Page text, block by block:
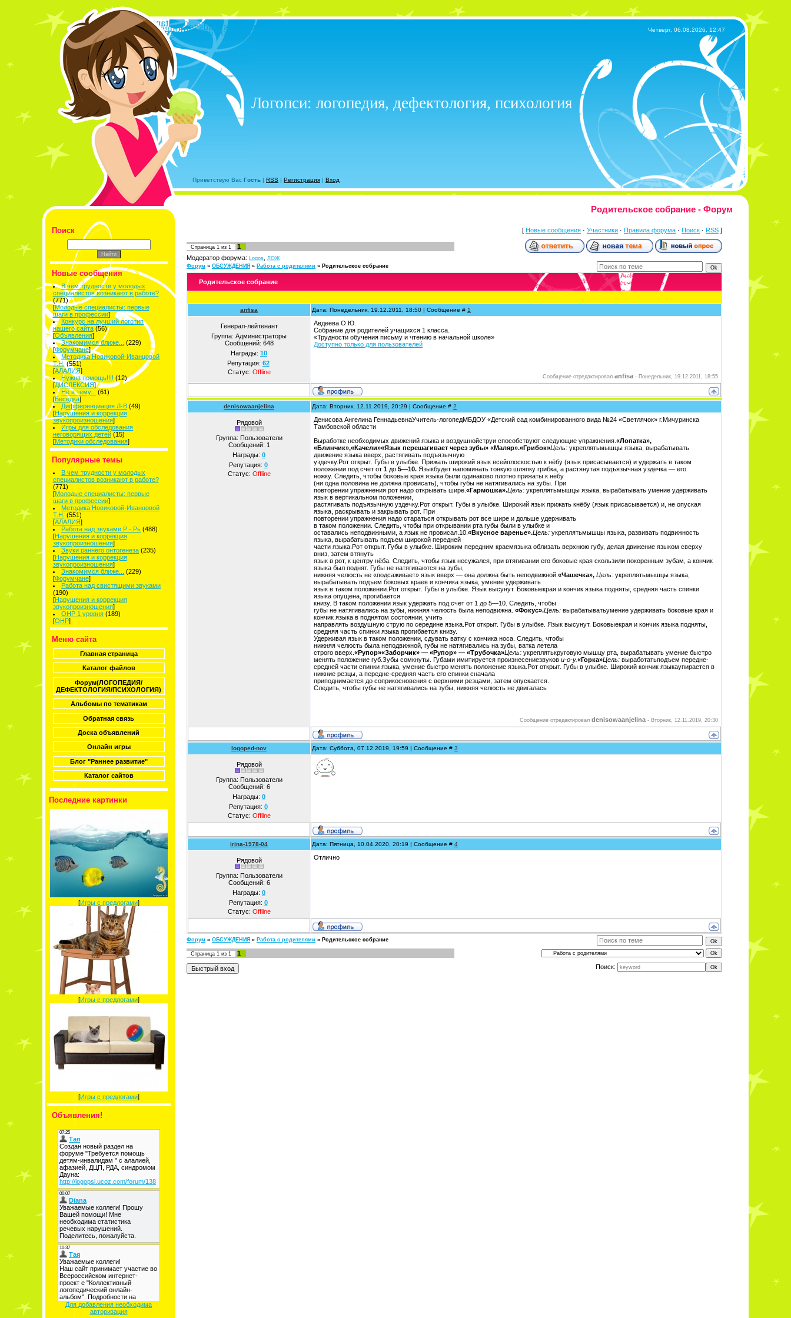
Четверг, 06.08.2026, 12:47
Логопси: логопедия, дефектология, психология
Приветствую Вас Гость | RSS | Регистрация | Вход
Родительское собрание - Форум
Поиск
Новые сообщения
В чем трудности у молодых
специалистов возникают в работе?
(771)
[Молодые специалисты: первые
шаги в профессии]
Конкурс на лучший логотип
нашего сайта (56)
[Объявления]
Знакомимся ближе...
(229)
[Форумчане]
Методика Новиковой-Иванцовой
Т.Н. (551)
[АЛАЛИЯ]
Нужна помощь!!!! (12)
[ДИСЛЕКСИЯ]
Не в тему...
(61)
[Беседка]
Дифференциация Л-В (49)
[Нарушения и коррекция
звукопроизношения]
Игры для обследования
неговорящих детей (15)
[Методики обследования]
Популярные темы
В чем трудности у молодых
специалистов возникают в работе?
(771)
[Молодые специалисты: первые
шаги в профессии]
Методика Новиковой-Иванцовой
Т.Н. (551)
[АЛАЛИЯ]
Работа над звуками Р - Рь (488)
[Нарушения и коррекция
звукопроизношения]
Звуки раннего онтогенеза (235)
[Нарушения и коррекция
звукопроизношения]
Знакомимся ближе...
(229)
[Форумчане]
Работа над свистящими звуками
(190)
[Нарушения и коррекция
звукопроизношения]
ОНР 1 уровня (189)
[ОНР]
Меню сайта
Главная страница
Каталог файлов
Форум(ЛОГОПЕДИЯ/
ДЕФЕКТОЛОГИЯ/ПСИХОЛОГИЯ)
Альбомы по тематикам
Обратная связь
Доска объявлений
Онлайн игры
Блог "Раннее развитие"
Каталог сайтов
Последние картинки
[Игры с предлогами]
[Игры с предлогами]
[Игры с предлогами]
Объявления!
Для добавления необходима
авторизация
[ Новые сообщения · Участники · Правила форума · Поиск · RSS ]
Страница 1 из 1
1
Модератор форума: Logos ЛОЖ
Форум » ОБСУЖДЕНИЯ » Работа с родителями » Родительское собрание
Родительское собрание
anfisa Дата: Понедельник, 19.12.2011, 18:50 | Сообщение # 1
Генерал-лейтенант
Группа: Администраторы
Сообщений: 648
Награды: 10
Репутация: 62
Статус: Offline
Авдеева О.Ю.
Собрание для родителей учащихся 1 класса.
«Трудности обучения письму и чтению в начальной школе»
Доступно только для пользователей
Сообщение отредактировал anfisa - Понедельник, 19.12.2011, 18:55
denisowaanjelina Дата: Вторник, 12.11.2019, 20:29 | Сообщение # 2
Рядовой
Группа: Пользователи
Сообщений: 1
Награды: 0
Репутация: 0
Статус: Offline
Денисова Ангелина ГеннадьевнаУчитель-логопедМБДОУ «Детский сад комбинированного вида №24 «Светлячок» г.Мичуринска
Тамбовской области
Выработке необходимых движений языка и воздушнойструи способствуют следующие упражнения. «Лопатка»,
«Блинчик»,«Качели»«Язык перешагивает через зубы» «Маляр».«Грибок»Цель: укреплятьмышцы языка, вырабатывать
движение языка вверх, растягивать подъязычную
уздечку.Рот открыт. Губы в улыбке. Прижать широкий язык всейплоскостью к нёбу (язык присасывается) и удержать в таком
положении под счет от 1 до 5—10. Языкбудет напоминать тонкую шляпку грибка, а растянутая подъязычная уздечка — его
ножку. Следить, чтобы боковые края языка были одинаково плотно при­жаты к нёбу
(ни одна половина не должна провисать), чтобы губы не натягивались на зубы. При
повторении упражнения рот надо открывать шире. «Гармошка».Цель: укреплятьмышцы языка, вырабатывать умение удержи­вать
язык в вертикальном положении,
растягивать подъязычную уздечку.Рот открыт. Губы в улыбке. Широкий язык прижать кнёбу (язык присасывается) и, не опуская
языка, раскрывать и закры­вать рот. При
повторении упражнения надо стараться открывать рот все шире и дольше удерживать
в таком положении. Следить, чтобы при открывании рта губы были в улыбке и
оставались неподвижными, а язык не провисал.10. «Вкусное варенье».Цель: укреплятьмышцы языка, развивать подвижность
языка, вырабатывать подъем широкой передней
части языка.Рот открыт. Губы в улыбке. Широким передним краемязыка облизать верхнюю губу, делая движение языком сверху
вниз, затем втянуть
язык в рот, к центру нёба. Следить, чтобы язык несужался, при втягивании его боковые края скользили покорен­ным зубам, а кончик
языка был поднят. Губы не натягиваются на зубы,
нижняя челюсть не «подсаживает» язык вверх — она должна быть неподвижной. «Чашечка», Цель: укреплятьмышцы языка,
вырабатывать подъем боковых краев и кончика языка, умение удерживать
язык в таком поло­жении.Рот открыт. Губы в улыбке. Язык высунут. Боковыекрая и кончик языка подняты, средняя часть спинки
языка опущена, прогибается
книзу. В таком положении язык удержать под счет от 1 до 5—10. Следить, чтобы
губы не натягивались на зубы, нижняя челюсть была неподвижна. «Фокус».Цель: вырабатыватьумение удерживать боковые края и
кончик языка в поднятом состоянии, учить
направлять воздушную струю по середине языка.Рот открыт. Губы в улыбке. Язык высунут. Боковыекрая и кончик языка подняты,
средняя часть спинки языка прогиба­ется книзу.
Удерживая язык в таком положении, сдувать ватку с кончика носа. Следить, чтобы
нижняя челюсть была непо­движной, губы не натягивались на зубы, ватка летела
строго вверх. «Рупор»«Заборчик» — «Рупор» — «Трубочка»Цель: укреплятькруговую мышцу рта, вырабатывать умение быстро
менять положение губ.Зубы сомкнуты. Губами имитируется произнесениезвуков и-о-у.«Горка»Цель: выработатьподъем передне-
средней части спинки язы­ка, умение быстро менять положение языка.Рот открыт. Губы в улыбке. Широкий кончик языкаупирается в
нижние резцы, а передне-средняя часть его спинки сначала
приподнимается до соприкосновения с верхними резцами, затем опускается.
Следить, чтобы губы не натягивались на зубы, ниж­няя челюсть не двигалась
Сообщение отредактировал denisowaanjelina - Вторник, 12.11.2019, 20:30
logoped-nov Дата: Суббота, 07.12.2019, 19:59 | Сообщение # 3
Рядовой
Группа: Пользователи
Сообщений: 6
Награды: 0
Репутация: 0
Статус: Offline
irina-1978-04 Дата: Пятница, 10.04.2020, 20:19 | Сообщение # 4
Рядовой
Группа: Пользователи
Сообщений: 6
Награды: 0
Репутация: 0
Статус: Offline
Отлично
Форум » ОБСУЖДЕНИЯ » Работа с родителями » Родительское собрание
Страница 1 из 1
1
Поиск: